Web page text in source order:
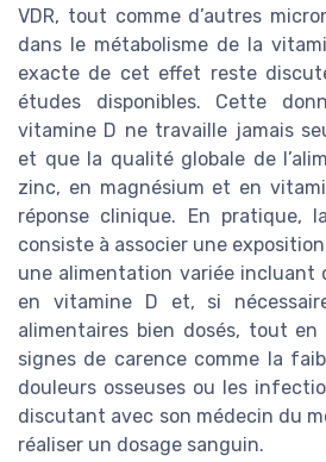
VDR, tout comme d’autres
dans le métabolisme de la
exacte de cet effet reste
études disponibles. Cette
vitamine D ne travaille jamais
et que la qualité globale de
zinc, en magnésium et en
réponse clinique. En pratique,
consiste à associer une
une alimentation variée incluant
en vitamine D et, si
alimentaires bien dosés, tout
signes de carence comme la
douleurs osseuses ou les
discutant avec son médecin du
réaliser un dosage sanguin.